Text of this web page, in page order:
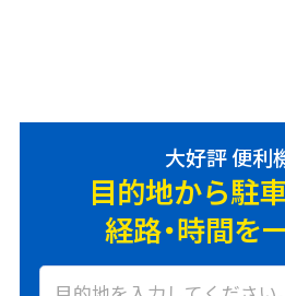
大好評 便利
目的地から駐
経路・時間を